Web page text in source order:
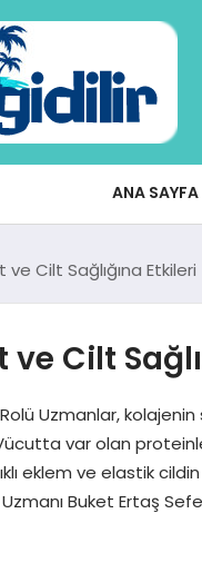
ANA SAYFA
Cilt Sağlığına Etkileri
Cilt
Uzmanlar,
var olan
eklem ve elastik cildin
Buket Ertaş